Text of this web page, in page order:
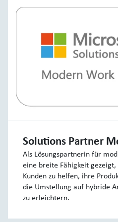
Solutions Partner
Als Lösungspartnerin für
eine breite Fähigkeit gezeigt,
Kunden zu helfen, ihre
die Umstellung auf hybride
zu erleichtern.